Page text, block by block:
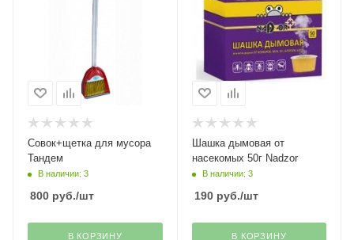
Совок+щетка для мусора
Тандем
В наличии: 3
800 руб./шт
В КОРЗИНУ
Шашка дымовая от
насекомых 50г Nadzor
В наличии: 3
190руб./шт
В КОРЗИНУ